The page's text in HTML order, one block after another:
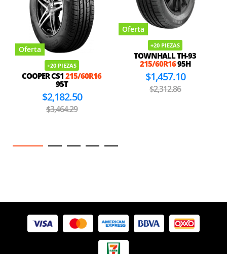
Oferta
+20 PIEZAS
COOPER CS1 215/60R16
95T
$2,182.50
$3,464.29
Oferta
+20 PIEZAS
TOWNHALL TH-93
215/60R1695H
$1,457.10
$2,312.86